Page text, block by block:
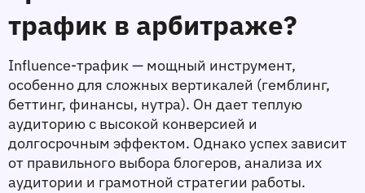
трафик в арбитраже?
Influence-трафик — мощный инструмент,
особенно для сложных вертикалей (гемблинг,
беттинг, финансы, нутра). Он дает теплую
аудиторию с высокой конверсией и
долгосрочным эффектом. Однако успех зависит
от правильного выбора блогеров, анализа их
аудитории и грамотной стратегии работы.